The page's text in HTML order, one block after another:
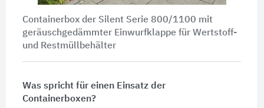
Containerbox der Silent Serie 800/1100 mit
geräuschgedämmter Einwurfklappe für Wertstoff-
und Restmüllbehälter
Was spricht für einen Einsatz der
Containerboxen?